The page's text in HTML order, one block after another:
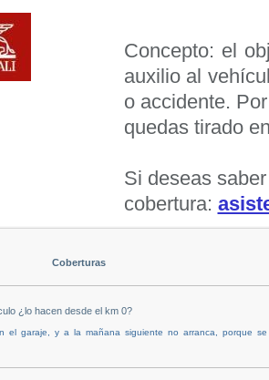
Concepto: el
auxilio al
o accidente.
quedas tirado
Si deseas
cobertura:
Coberturas
¿lo hacen desde el km 0?
el garaje, y a la mañana siguiente no arranca, porque